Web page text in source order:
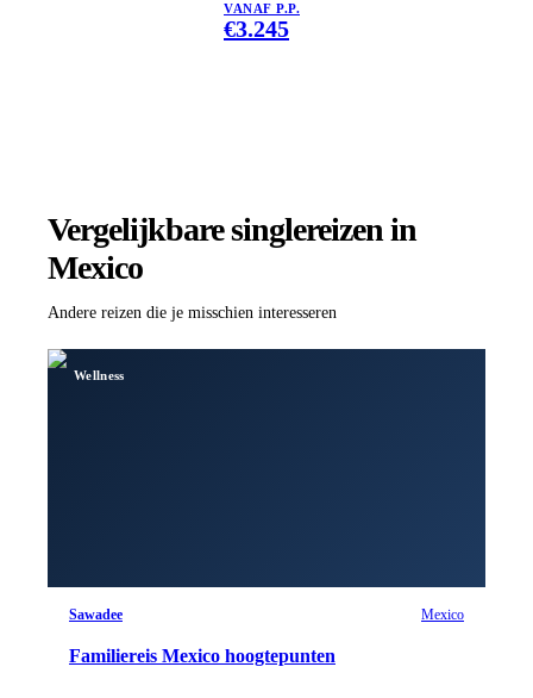
VANAF P.P.
€3.245
Vergelijkbare singlereizen in
Mexico
Andere reizen die je misschien interesseren
Wellness
Sawadee Mexico
Familiereis Mexico hoogtepunten